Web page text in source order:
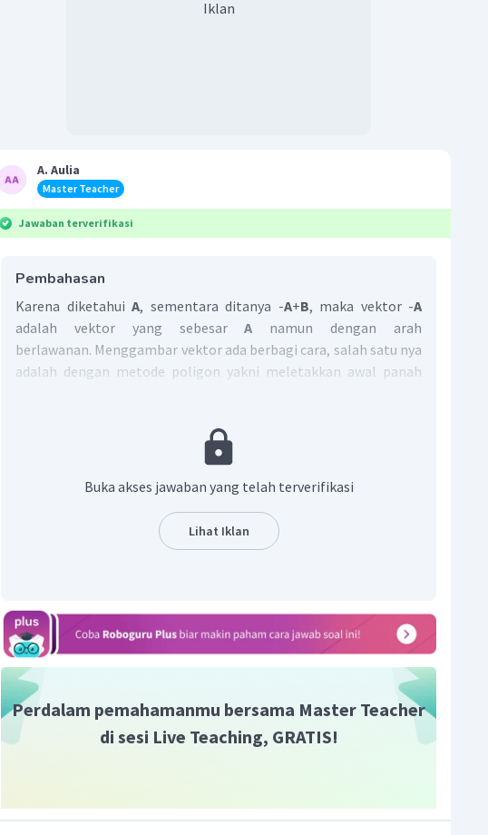
Iklan
A. Aulia
Master Teacher
Jawaban terverifikasi
Pembahasan
Karena diketahui A, sementara ditanya -A+B, maka vektor -A
adalah vektor yang sebesarA namun dengan arah
berlawanan. Menggambar vektor ada berbagi cara, salah satu nya
adalah dengan metode poligon yakni meletakkan awal panah
Dengan demikian, -A+B dapat digambarkan seperti pada
gambar di atas.
Buka akses jawaban yang telah terverifikasi
Lihat Iklan
Perdalam pemahamanmu bersama Master Teacher
di sesi Live Teaching, GRATIS!